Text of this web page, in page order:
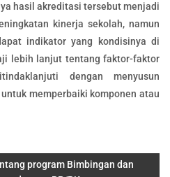
hasil akreditasi tersebut menjadi
kinerja sekolah, namun
indikator yang kondisinya di
lebih lanjut tentang faktor-faktor
dengan menyusun
memperbaiki komponen atau
program Bimbingan dan